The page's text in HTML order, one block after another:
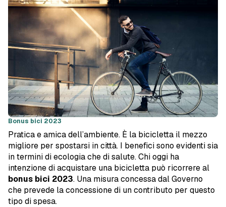
Bonus bici 2023
Pratica e amica dell’ambiente. È la bicicletta il mezzo
migliore per spostarsi in città. I benefici sono evidenti sia
in termini di ecologia che di salute. Chi oggi ha
intenzione di acquistare una bicicletta può ricorrere al
bonus bici 2023. Una misura concessa dal Governo
che prevede la concessione di un contributo per questo
tipo di spesa.